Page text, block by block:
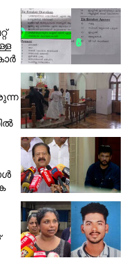
ഡോക്ടർമാരെ
ദേവസ്വം ബോർഡിന്
കത്ത്